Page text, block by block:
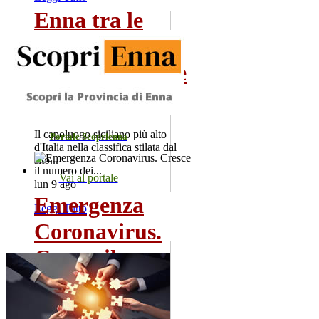
Enna tra le
città d'Italia
poco conosciute
da...
Il capoluogo siciliano più alto
d'Italia nella classifica stilata dal
sito...
lun 9 ago
Leggi Tutto
Emergenza
Coronavirus.
Cresce il
numero dei...
Portale Scoprienna
Vai al portale